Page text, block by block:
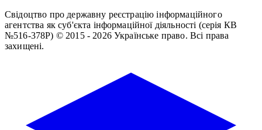
Свідоцтво про державну реєстрацію інформаційного
агентства як суб'єкта інформаційної діяльності (серія КВ
№516-378Р) © 2015 - 2026 Українське право. Всі права
захищені.